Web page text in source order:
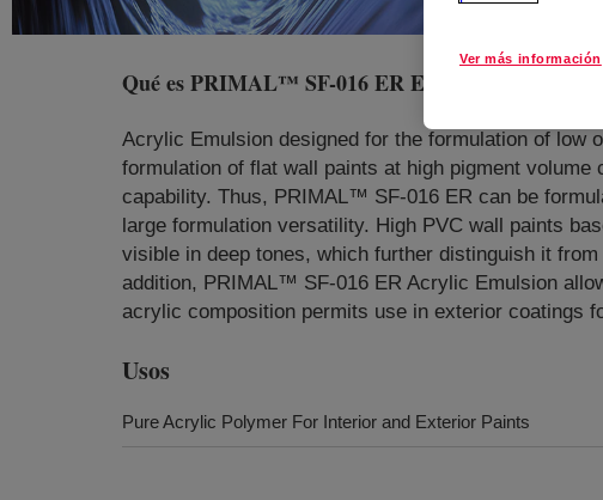
Qué esPRIMAL™ SF-016 ER Emulsion Polymer
Acrylic Emulsion designed for the formulation of low
formulation of flat wall paints at high pigment
capability. Thus, PRIMAL™ SF-016 ER can be
large formulation versatility. High PVC wall paints
visible in deep tones, which further distinguish it
addition, PRIMAL™ SF-016 ER Acrylic Emulsion
acrylic composition permits use in exterior coatings
Usos
Pure Acrylic Polymer For Interior and Exterior Paints
Ver más información